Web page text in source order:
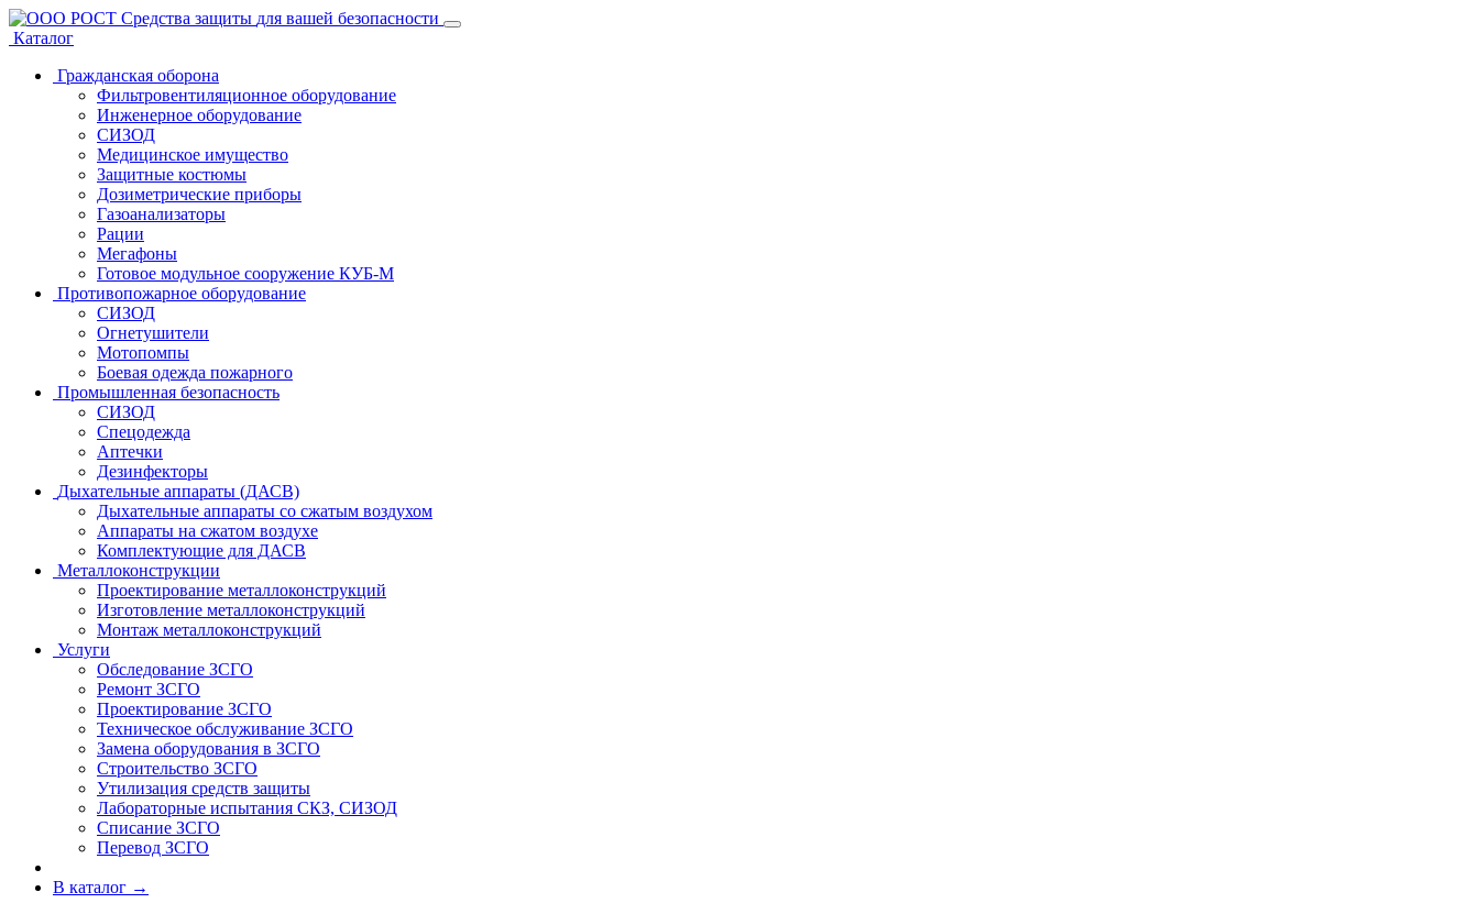
Средства защиты для вашей безопасности
Каталог
Гражданская оборона
Фильтровентиляционное оборудование
Инженерное оборудование
СИЗОД
Медицинское имущество
Защитные костюмы
Дозиметрические приборы
Газоанализаторы
Рации
Мегафоны
Готовое модульное сооружение КУБ-М
Противопожарное оборудование
СИЗОД
Огнетушители
Мотопомпы
Боевая одежда пожарного
Промышленная безопасность
СИЗОД
Спецодежда
Аптечки
Дезинфекторы
Дыхательные аппараты (ДАСВ)
Дыхательные аппараты со сжатым воздухом
Аппараты на сжатом воздухе
Комплектующие для ДАСВ
Металлоконструкции
Проектирование металлоконструкций
Изготовление металлоконструкций
Монтаж металлоконструкций
Услуги
Обследование ЗСГО
Ремонт ЗСГО
Проектирование ЗСГО
Техническое обслуживание ЗСГО
Замена оборудования в ЗСГО
Строительство ЗСГО
Утилизация средств защиты
Лабораторные испытания СКЗ, СИЗОД
Списание ЗСГО
Перевод ЗСГО
В каталог →